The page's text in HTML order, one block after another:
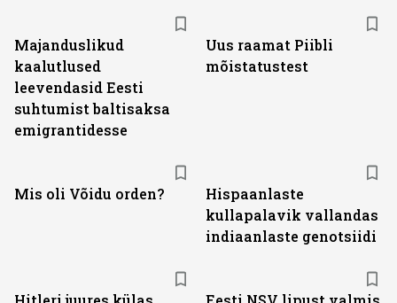
Majanduslikud
kaalutlused
leevendasid Eesti
suhtumist baltisaksa
emigrantidesse
Uus raamat Piibli
mõistatustest
Mis oli Võidu orden?
Hispaanlaste
kullapalavik vallandas
indiaanlaste genotsiidi